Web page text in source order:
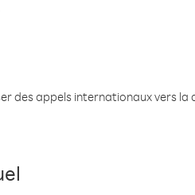
des appels internationaux vers